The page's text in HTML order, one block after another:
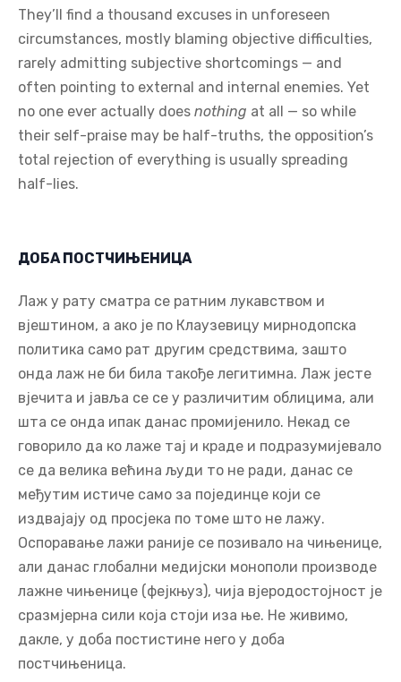
their self-praise may be half-truths, the opposition’s
total rejection of everything is usually spreading
half-lies.
Лаж у рату сматра се ратним лукавством и
вјештином, а ако је по Клаузевицу мирнодопска
политика само рат другим средствима, зашто
онда лаж не би била такође легитимна. Лаж јесте
вјечита и јавља се се у различитим облицима, али
шта се онда ипак данас промијенило. Некад се
говорило да ко лаже тај и краде и подразумијевало
се да велика већина људи то не ради, данас се
међутим истиче само за појединце који се
издвајају од просјека по томе што не лажу.
Оспоравање лажи раније се позивало на чињенице,
али данас глобални медијски монополи производе
лажне чињенице (фејкњуз), чија вјеродостојност је